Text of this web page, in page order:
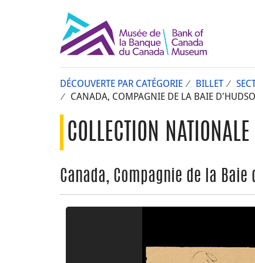
DÉCOUVERTE PAR CATÉGORIE BILLET
CANADA, COMPAGNIE DE LA BAIE
COLLECTION
Canada, Compagnie de la